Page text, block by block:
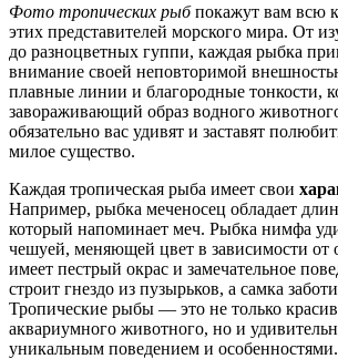
Фото тропических рыбпокажут вам всю
этих представителей морского мира. От
до разноцветных гуппи, каждая рыбка
внимание своей неповторимой
плавные линии и благородные тонкости,
завораживающий образ водного
обязательно вас удивят и заставят
милое существо.
Каждая тропическая рыба имеет свои
Например, рыбка меченосец обладает
который напоминает меч. Рыбка нимфа
чешуей, меняющей цвет в зависимости от
имеет пестрый окрас и замечательное
строит гнездо из пузырьков, а самка
Тропические рыбы — это не только
аквариумного животного, но и
уникальным поведением и особенностями.